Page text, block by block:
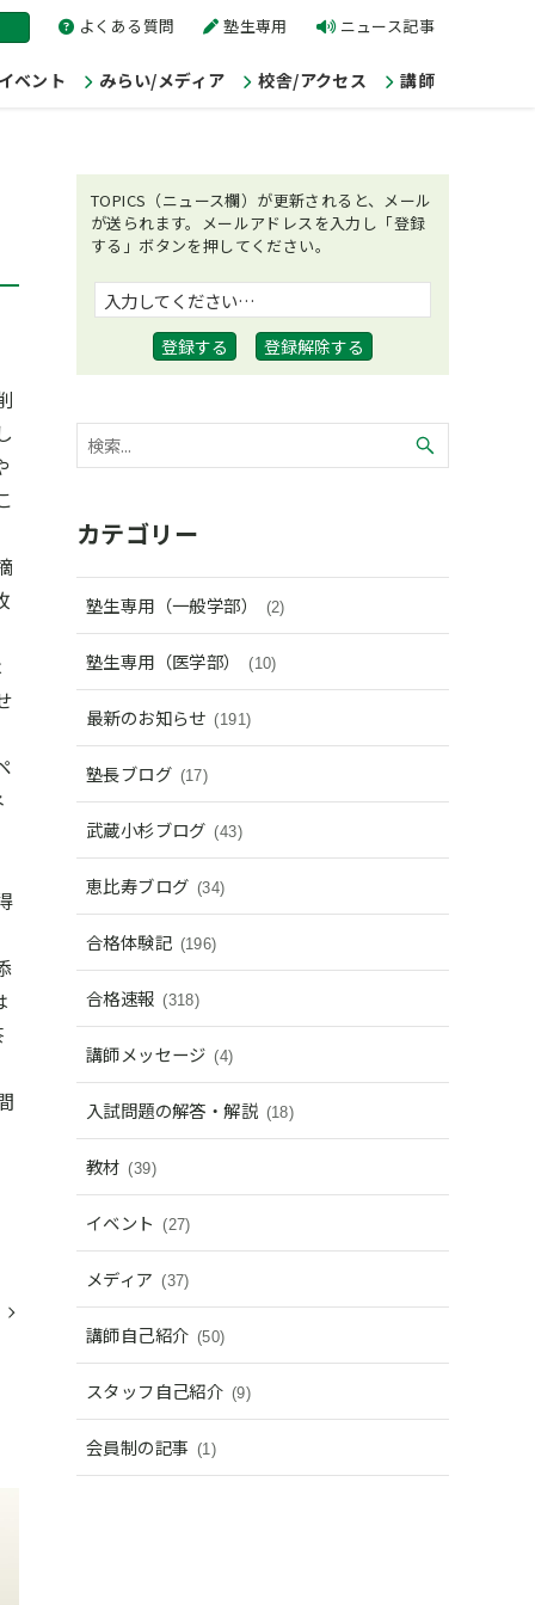
よくある質問 塾生専用 ニュース記事
ベント みらい/メディア 校舎/アクセス 講師
TOPICS（ニュース欄）が更新されると、メール
が送られます。メールアドレスを入力し「登録
する」ボタンを押してください。
カテゴリー
塾生専用（一般学部） (2)
塾生専用（医学部） (10)
最新のお知らせ (191)
塾長ブログ (17)
武蔵小杉ブログ (43)
恵比寿ブログ (34)
合格体験記 (196)
合格速報 (318)
講師メッセージ (4)
入試問題の解答・解説 (18)
教材 (39)
イベント (27)
メディア (37)
講師自己紹介 (50)
スタッフ自己紹介 (9)
会員制の記事 (1)